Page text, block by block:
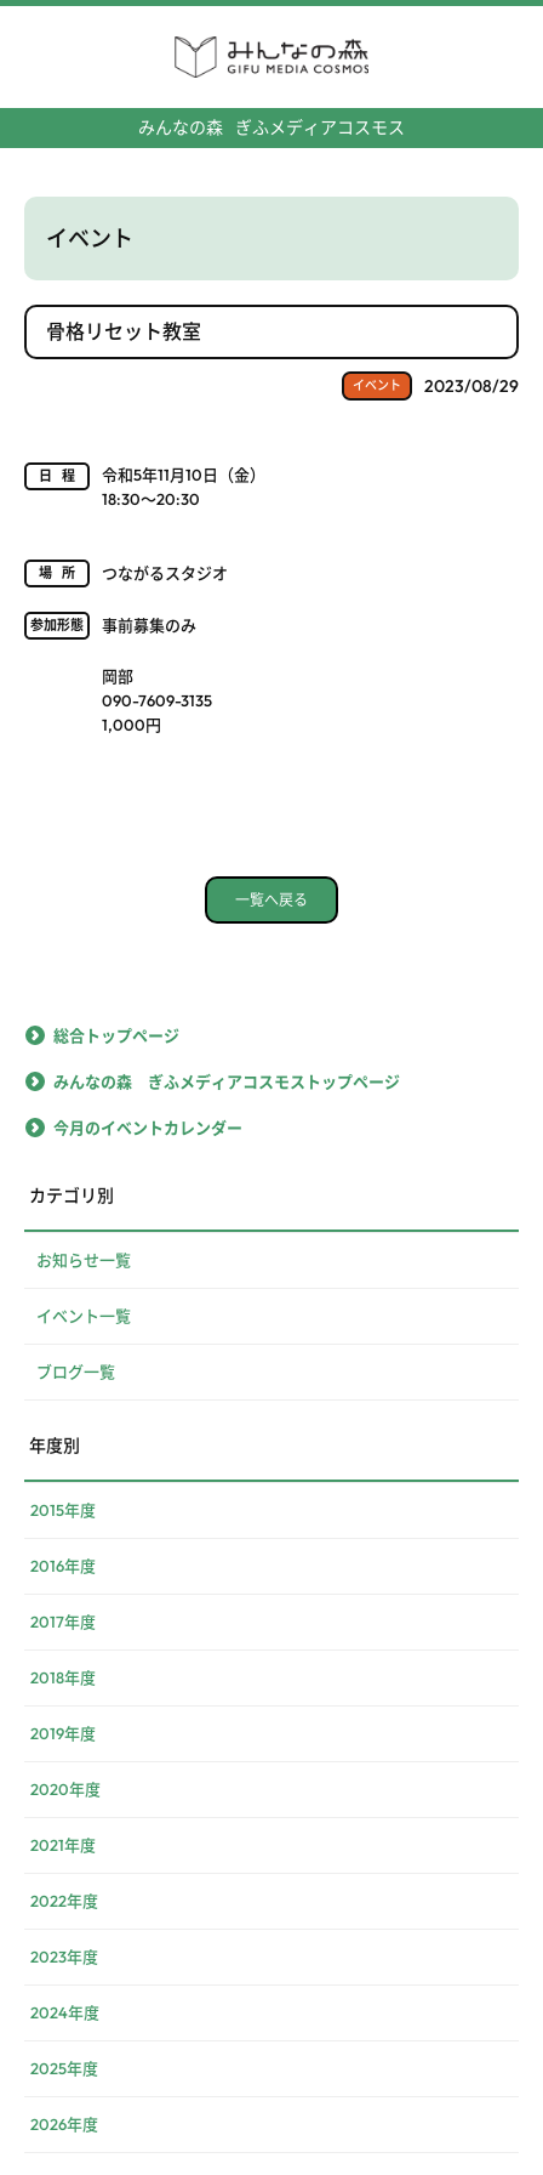
みんなの森 ぎふメディアコスモス
イベント
骨格リセット教室
イベント 2023/08/29
日程
令和5年11月10日（金）
18:30～20:30
場所 つながるスタジオ
参加形態 事前募集のみ
岡部
090-7609-3135
1,000円
一覧へ戻る
総合トップページ
みんなの森 ぎふメディアコスモストップページ
今月のイベントカレンダー
カテゴリ別
お知らせ一覧
イベント一覧
ブログ一覧
年度別
2015年度
2016年度
2017年度
2018年度
2019年度
2020年度
2021年度
2022年度
2023年度
2024年度
2025年度
2026年度